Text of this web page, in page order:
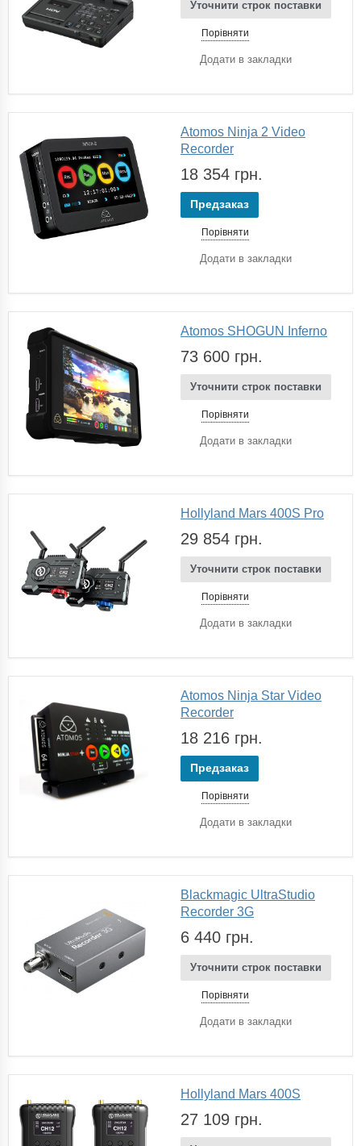
Уточнити строк поставки
Порівняти
Додати в закладки
Atomos Ninja 2 Video
Recorder
18 354 грн.
Предзаказ
Порівняти
Додати в закладки
Atomos SHOGUN Inferno
73 600 грн.
Уточнити строк поставки
Порівняти
Додати в закладки
Hollyland Mars 400S Pro
29 854 грн.
Уточнити строк поставки
Порівняти
Додати в закладки
Atomos Ninja Star Video
Recorder
18 216 грн.
Предзаказ
Порівняти
Додати в закладки
Blackmagic UltraStudio
Recorder 3G
6 440 грн.
Уточнити строк поставки
Порівняти
Додати в закладки
Hollyland Mars 400S
27 109 грн.